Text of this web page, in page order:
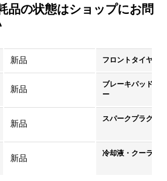
品の状態はショップにお問
新品 フロントタイヤ
新品
ブレーキパッド／
ー
新品
スパークプラグ
新品
冷却液・クーラント